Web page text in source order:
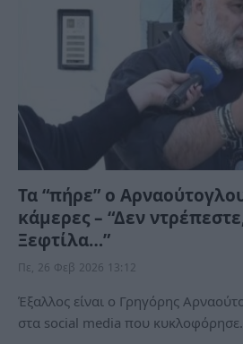
Τα “πήρε” ο
κάμερες – “Δεν
Ξεφτίλα…”
Πε, 26 Φεβ 2026 13:12
Έξαλλος είναι ο Γρηγόρης
στα social media που